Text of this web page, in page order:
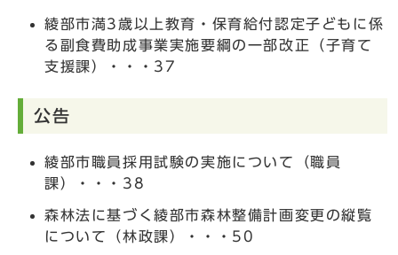
綾部市満3歳以上教育・保育給付認定子どもに係
る副食費助成事業実施要綱の一部改正（子育て
支援課）・・・37
公告
綾部市職員採用試験の実施について（職員
課）・・・38
森林法に基づく綾部市森林整備計画変更の縦覧
について（林政課）・・・50